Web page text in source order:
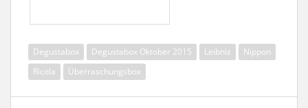
Degustabox Degustabox Oktober 2015 Leibniz
Nippon
Ricola
Überraschungsbox